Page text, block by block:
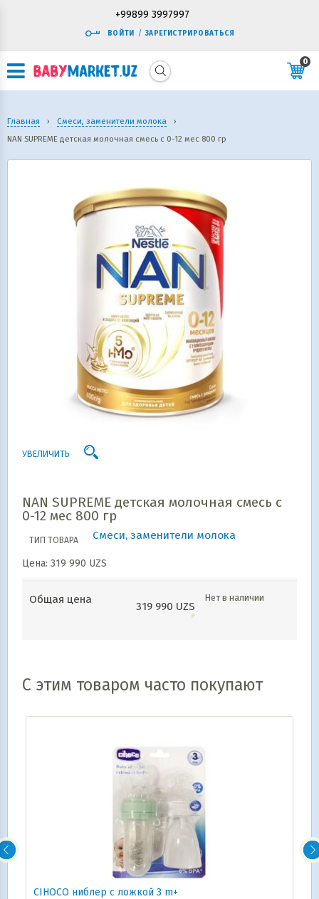
+99899 3997997
ВОЙТИ / ЗАРЕГИСТРИРОВАТЬСЯ
0
Главная › Смеси, заменители молока
›
NAN SUPREME детская молочная смесь с 0-12 мес 800 гр
УВЕЛИЧИТЬ
NAN SUPREME детская молочная смесь с
0-12 мес 800 гр
ТИП ТОВАРА Смеси, заменители молока
Цена: 319 990 UZS
Общая цена
319 990 UZS
Нет в наличии
С этим товаром часто покупают
CIHОCO ниблер с ложкой 3 m+